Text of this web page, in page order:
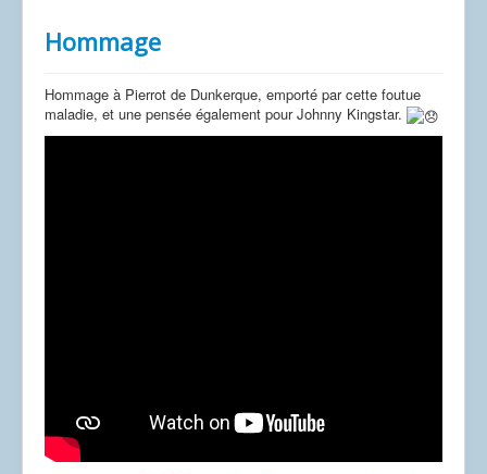
Hommage
Hommage à Pierrot de Dunkerque, emporté par cette foutue
maladie, et une pensée également pour Johnny Kingstar.